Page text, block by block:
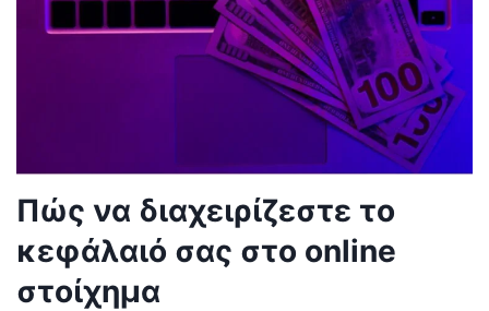
Πώς να διαχειρίζεστε το
κεφάλαιό σας στο online
στοίχημα